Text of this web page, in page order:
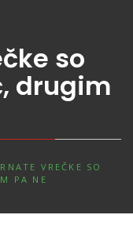
so
drugim
VREČKE SO
PA NE